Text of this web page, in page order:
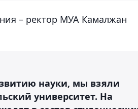
– ректор МУА Камалжан
науки, мы взяли
университет. На